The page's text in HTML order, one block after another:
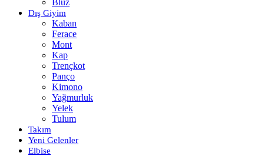
Bluz
Dış Giyim
Kaban
Ferace
Mont
Kap
Trençkot
Panço
Kimono
Yağmurluk
Yelek
Tulum
Takım
Yeni Gelenler
Elbise